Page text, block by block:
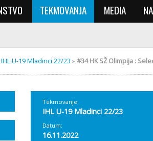
TEKMOVANJA MEDIA
IHL U-19 Mladinci 22/23 »#34 HK SŽ Olimpija :
Tekmovanje:
IHL U-19 Mladinci 22/23
Datum:
16.11.2022